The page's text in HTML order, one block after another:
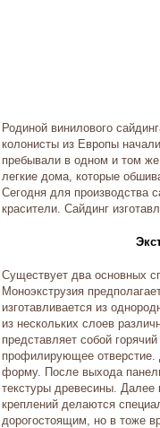
Родиной винилового
колонисты из Европы
пребывали в одном и том же
легкие дома, которые
Сегодня для производства
красители. Сайдинг
Существует два основных
Моноэкструзия
изготавливается из
из нескольких слоев
представляет собой
профилирующее отверстие.
форму. После выхода
текстуры древесины. Далее
креплений делаются
дорогостоящим, но в тоже